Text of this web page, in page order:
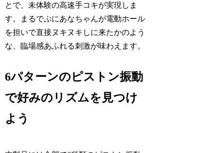
とで、未体験の高速手コキが実現しま
す。まるでぷにあなちゃんが電動ホール
を担いで直接ヌキヌキしに来たかのよう
な、臨場感あふれる刺激が味わえます。
6パターンのピストン振動
で好みのリズムを見つけ
よう